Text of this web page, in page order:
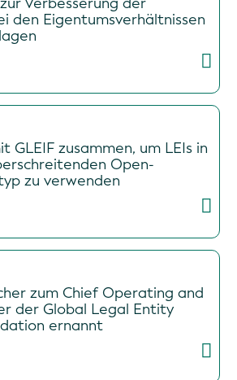
den Eigentumsverhältnissen
GLEIF zusammen, um LEIs in
Open-
zu verwenden
zum Chief Operating and
der Global Legal Entity
ernannt